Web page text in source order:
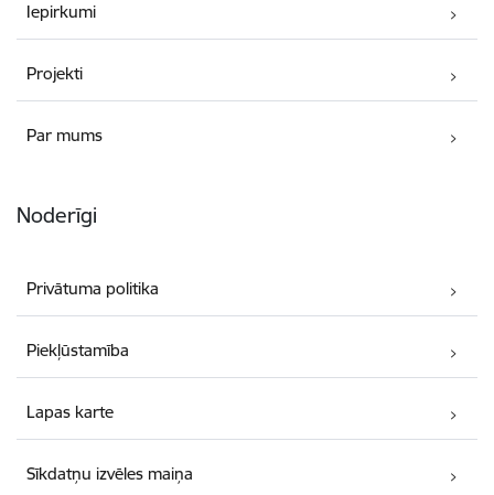
Iepirkumi
Projekti
Par mums
Noderīgi
Privātuma politika
Piekļūstamība
Lapas karte
Sīkdatņu izvēles maiņa